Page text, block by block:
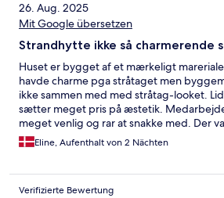
26. Aug. 2025
Mit Google übersetzen
Strandhytte ikke så charmerende
Huset er bygget af et mærkeligt
havde charme pga stråtaget men
ikke sammen med med stråtag-looket.
sætter meget pris på æstetik.
meget venlig og rar at snakke med. Der
i badeværelset ved bruseren og der
ene værelse men det løste sig efter en
Eline, Aufenthalt von 2 Nächten
Verifizierte Bewertung